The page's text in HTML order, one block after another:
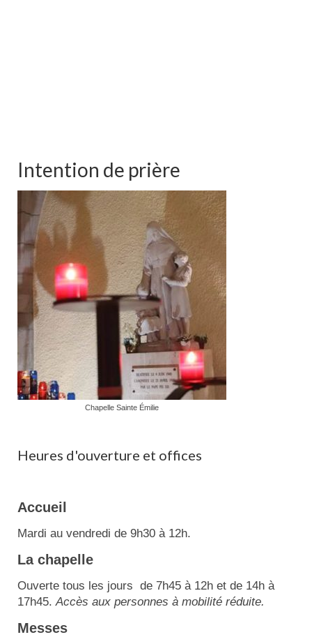
Intention de prière
Chapelle Sainte Émilie
Heures d'ouverture et offices
Accueil
Mardi au vendredi de 9h30 à 12h.
La chapelle
Ouverte tous les jours de 7h45 à 12h et de 14h à
17h45.Accès aux personnes à mobilité réduite.
Messes